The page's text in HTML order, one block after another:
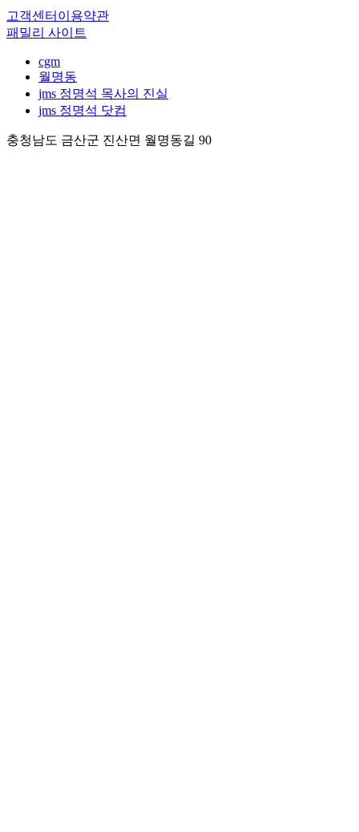
고객센터 이용약관
패밀리 사이트
cgm
월명동
jms 정명석 목사의 진실
jms 정명석 닷컴
충청남도 금산군 진산면 월명동길 90